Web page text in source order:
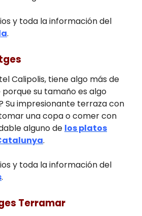
y toda la información del
.
Calipolis, tiene algo más de
su tamaño es algo
Su impresionante terraza con
una copa o comer con
alguno de los platos
.
y toda la información del
.
Terramar